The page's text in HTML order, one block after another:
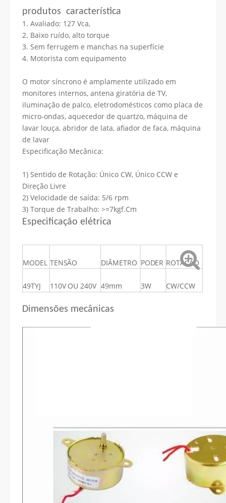
produtos característica
1. Avaliado: 127 Vca,
2. Baixo ruído, alto torque
3. Sem ferrugem e manchas na superfície
4. Motorista com equipamento
O motor síncrono é amplamente utilizado em
monitores internos, antena giratória de TV,
iluminação de palco, eletrodomésticos como placa de
micro-ondas, aquecedor de quartzo, máquina de
lavar louça, abridor de lata, afiador de faca, máquina
de lavar
Especificação Mecânica:
1) Sentido de Rotação: Único CW, Único CCW e
Direção Livre
2) Velocidade de saída: 5/6 rpm
3) Torque de Trabalho: >=7kgf.Cm
Especificação elétrica
MODEL TENSÃO DIÂMETRO PODER ROTAÇÃO
49TYJ 110V OU 240V 49mm 3W CW/CCW
Dimensões mecânicas